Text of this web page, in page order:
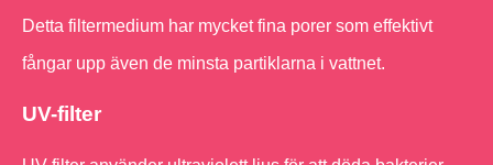
Detta filtermedium har mycket fina porer som effektivt
fångar upp även de minsta partiklarna i vattnet.
UV-filter